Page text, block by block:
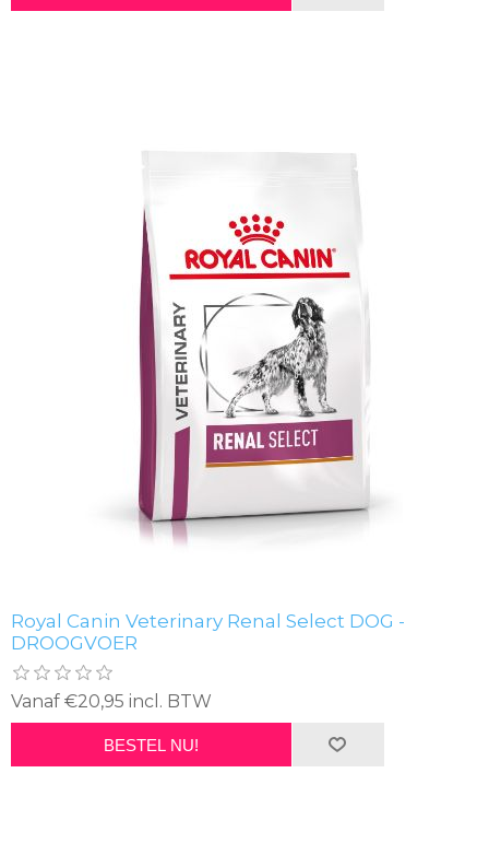
Royal Canin Veterinary Renal Select DOG -
DROOGVOER
Vanaf €20,95 incl. BTW
BESTEL NU!